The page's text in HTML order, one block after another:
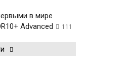
в мире
Advanced
111